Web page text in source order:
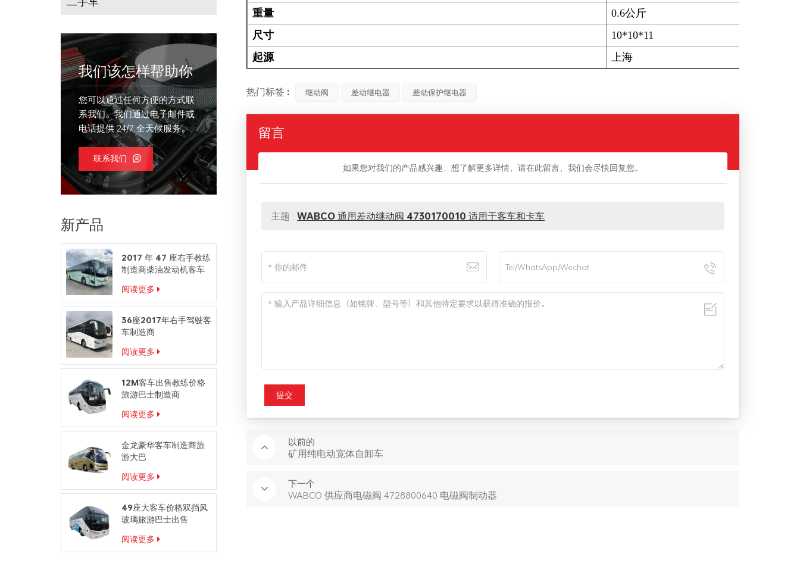
我们该怎样帮助你
您可以通过任何方便的方式联
系我们。我们通过电子邮件或
电话提供 24/7 全天候服务。
联系我们
新产品
2017 年 47 座右手教练
制造商柴油发动机客车
阅读更多
36座2017年右手驾驶客
车制造商
阅读更多
12M客车出售教练价格
旅游巴士制造商
阅读更多
金龙豪华客车制造商旅
游大巴
阅读更多
49座大客车价格双挡风
玻璃旅游巴士出售
阅读更多
重量
0.6公斤
尺寸
10*10*11
起源
上海
热门标签 : 继动阀 差动继电器 差动保护继电器
留言
如果您对我们的产品感兴趣，想了解更多详情，请在此留言，我们会尽快回复您。
主题 :WABCO 通用差动继动阀 4730170010 适用于客车和卡车
提交
以前的
矿用纯电动宽体自卸车
下一个
WABCO 供应商电磁阀 4728800640 电磁阀制动器